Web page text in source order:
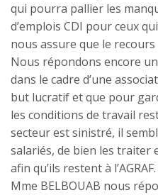
qui pourra pallier les
d’emplois CDI pour ceux
nous assure que le recours
Nous répondons encore
dans le cadre d’une
but lucratif et que pour
les conditions de travail
secteur est sinistré, il
salariés, de bien les traiter
afin qu’ils restent à l’AGRAF.
Mme BELBOUAB nous